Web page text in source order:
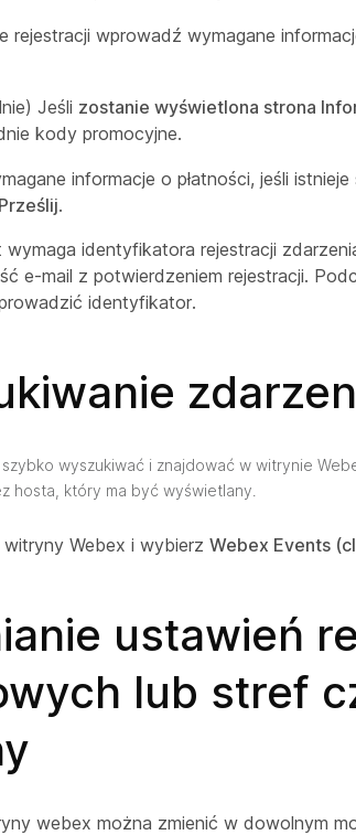
rejestracji wprowadź wymagane
Jeśli zostanie wyświetlona strona
kody promocyjne.
informacje o płatności, jeśli
Prześlij.
wymaga identyfikatora rejestracji
e-mail z potwierdzeniem rejestracji.
identyfikator.
wyszukiwać i znajdować w witrynie
hosta, który ma być wyświetlany.
witryny Webex i wybierz Webex Events
ustawień
lub stref
webex można zmienić w dowolnym